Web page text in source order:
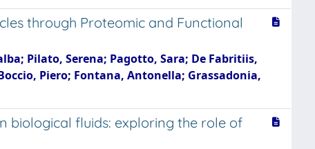
through Proteomic and Functional
Pilato, Serena; Pagotto, Sara; De Fabritiis,
Piero; Fontana, Antonella; Grassadonia,
biological fluids: exploring the role of